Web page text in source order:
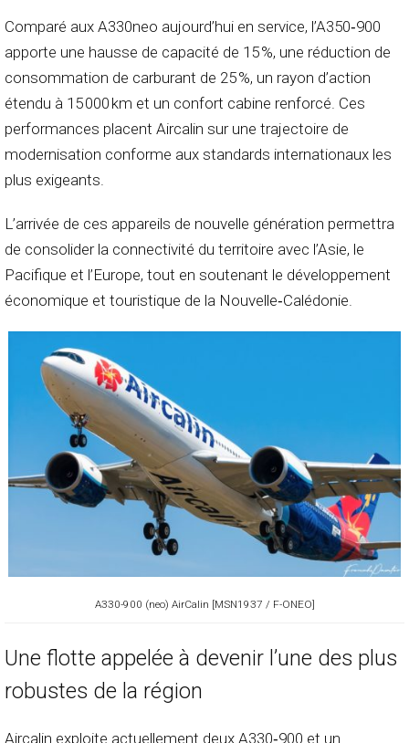
Comparé aux A330neo aujourd’hui en service, l’A350‑900
apporte une hausse de capacité de 15 %, une réduction de
consommation de carburant de 25 %, un rayon d’action
étendu à 15 000 km et un confort cabine renforcé. Ces
performances placent Aircalin sur une trajectoire de
modernisation conforme aux standards internationaux les
plus exigeants.
L’arrivée de ces appareils de nouvelle génération permettra
de consolider la connectivité du territoire avec l’Asie, le
Pacifique et l’Europe, tout en soutenant le développement
économique et touristique de la Nouvelle‑Calédonie.
A330-900 (neo) AirCalin [MSN1937 / F-ONEO]
Une flotte appelée à devenir l’une des plus
robustes de la région
Aircalin exploite actuellement deux A330‑900 et un